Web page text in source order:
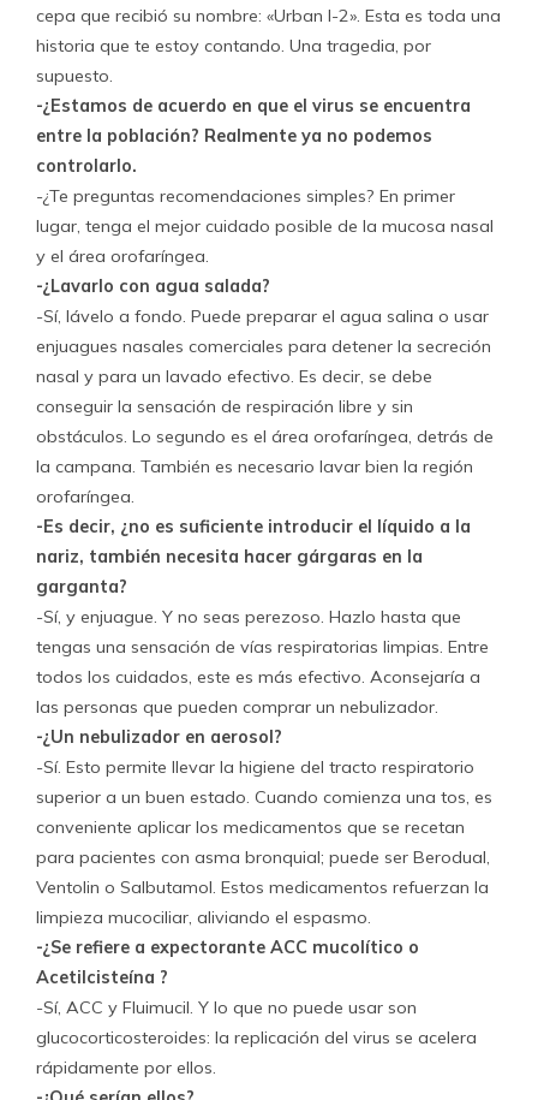
cepa que recibió su nombre: «Urban I-2». Esta es toda una
historia que te estoy contando. Una tragedia, por
supuesto.
-¿Estamos de acuerdo en que el virus se encuentra
entre la población? Realmente ya no podemos
controlarlo.
-¿Te preguntas recomendaciones simples? En primer
lugar, tenga el mejor cuidado posible de la mucosa nasal
y el área orofaríngea.
-¿Lavarlo con agua salada?
-Sí, lávelo a fondo. Puede preparar el agua salina o usar
enjuagues nasales comerciales para detener la secreción
nasal y para un lavado efectivo. Es decir, se debe
conseguir la sensación de respiración libre y sin
obstáculos. Lo segundo es el área orofaríngea, detrás de
la campana. También es necesario lavar bien la región
orofaríngea.
-Es decir, ¿no es suficiente introducir el líquido a la
nariz, también necesita hacer gárgaras en la
garganta?
-Sí, y enjuague. Y no seas perezoso. Hazlo hasta que
tengas una sensación de vías respiratorias limpias. Entre
todos los cuidados, este es más efectivo. Aconsejaría a
las personas que pueden comprar un nebulizador.
-¿Un nebulizador en aerosol?
-Sí. Esto permite llevar la higiene del tracto respiratorio
superior a un buen estado. Cuando comienza una tos, es
conveniente aplicar los medicamentos que se recetan
para pacientes con asma bronquial; puede ser Berodual,
Ventolin o Salbutamol. Estos medicamentos refuerzan la
limpieza mucociliar, aliviando el espasmo.
-¿Se refiere a expectorante ACC mucolítico o
Acetilcisteína ?
-Sí, ACC y Fluimucil. Y lo que no puede usar son
glucocorticosteroides: la replicación del virus se acelera
rápidamente por ellos.